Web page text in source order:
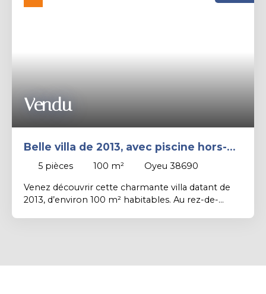
Vendu
Belle villa de 2013, avec piscine hors-
sol au calme sur 780 m² de terrain.
5 pièces 100 m²
Oyeu 38690
Venez découvrir cette charmante villa datant de
2013, d’environ 100 m² habitables. Au rez-de-